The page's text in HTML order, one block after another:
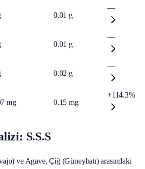
0.01 g
—
0.01 g
—
0.02 g
—
mg 0.15 mg
+114.3%
S.S.S
ve Agave, Çiğ (Güneybatı) arasındaki